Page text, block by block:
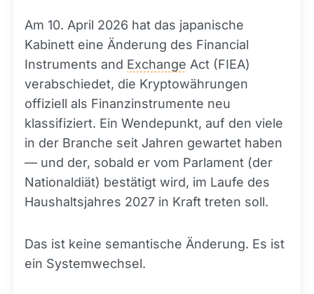
Am 10. April 2026 hat das japanische
Kabinett eine Änderung des Financial
Instruments and Exchange Act (FIEA)
verabschiedet, die Kryptowährungen
offiziell als Finanzinstrumente neu
klassifiziert. Ein Wendepunkt, auf den viele
in der Branche seit Jahren gewartet haben
— und der, sobald er vom Parlament (der
Nationaldiät) bestätigt wird, im Laufe des
Haushaltsjahres 2027 in Kraft treten soll.
Das ist keine semantische Änderung. Es ist
ein Systemwechsel.